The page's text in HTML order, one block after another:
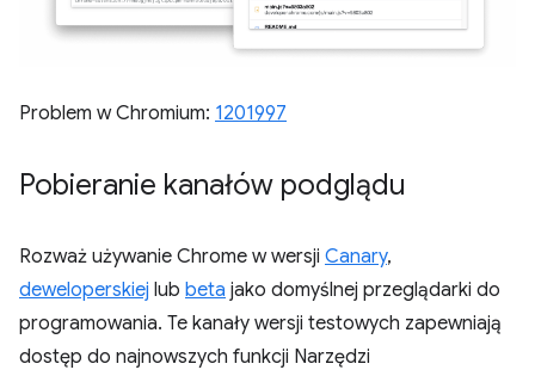
Problem w Chromium: 1201997
Pobieranie kanałów podglądu
Rozważ używanie Chrome w wersji Canary,
deweloperskiej lub beta jako domyślnej przeglądarki do
programowania. Te kanały wersji testowych zapewniają
dostęp do najnowszych funkcji Narzędzi